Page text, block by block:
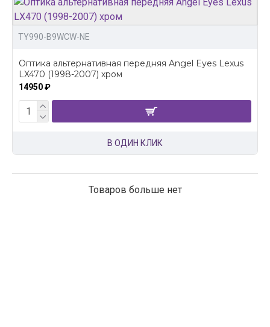
TY990-B9WCW-NE
Оптика альтернативная передняя Angel Eyes Lexus
LX470 (1998-2007) хром
14950 ₽
В ОДИН КЛИК
Товаров больше нет